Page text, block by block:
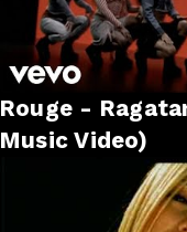
Rouge -
Music Video)